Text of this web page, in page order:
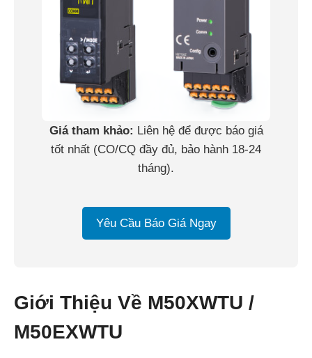
Giá tham khảo: Liên hệ để được báo giá
tốt nhất (CO/CQ đầy đủ, bảo hành 18-24
tháng).
Yêu Cầu Báo Giá Ngay
Giới Thiệu Về M50XWTU /
M50EXWTU